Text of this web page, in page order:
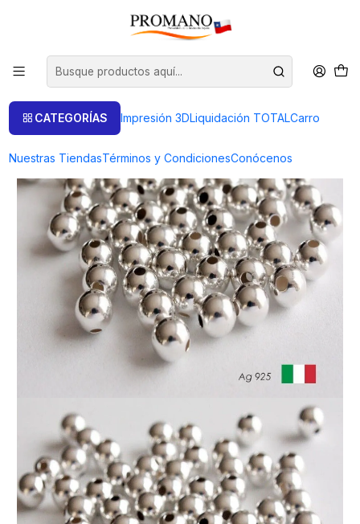
CATEGORÍAS Impresión 3DLiquidación TOTALCarro
Nuestras TiendasTérminos y CondicionesConócenos
Fornitura Ag925
BOLITA DE PLATA Ø 3.0 MM. 5GRS. 88 UNIDADES APROX.